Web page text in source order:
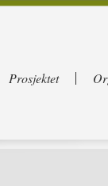
Prosjektet